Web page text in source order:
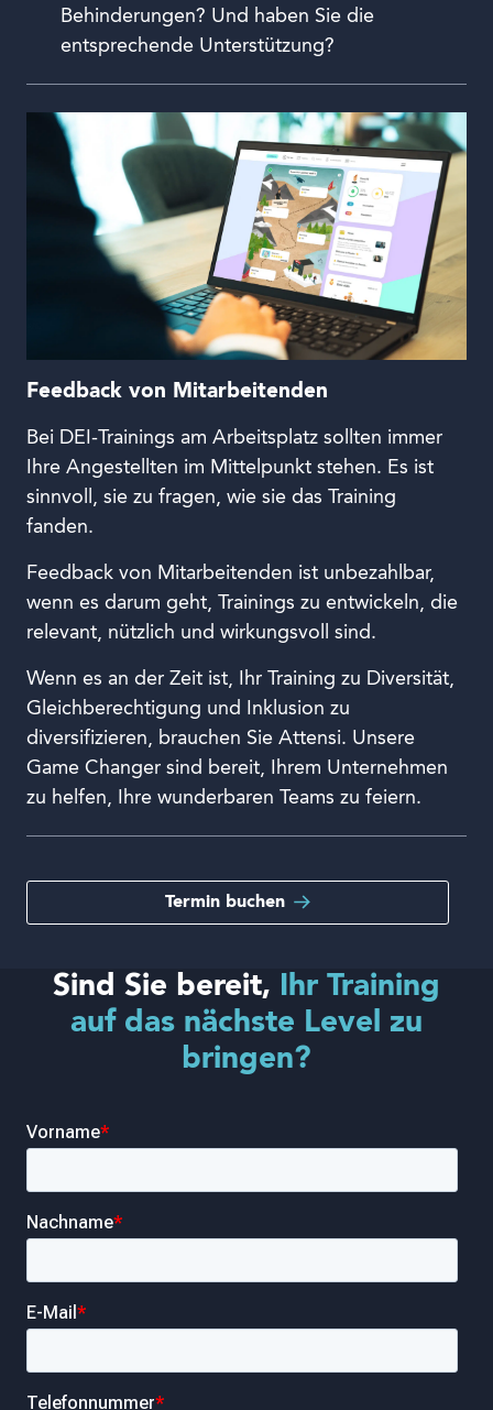
Behinderungen? Und haben Sie die
entsprechende Unterstützung?
Feedback von Mitarbeitenden
Bei DEI-Trainings am Arbeitsplatz sollten immer
Ihre Angestellten im Mittelpunkt stehen. Es ist
sinnvoll, sie zu fragen, wie sie das Training
fanden.
Feedback von Mitarbeitenden ist unbezahlbar,
wenn es darum geht, Trainings zu entwickeln, die
relevant, nützlich und wirkungsvoll sind.
Wenn es an der Zeit ist, Ihr Training zu Diversität,
Gleichberechtigung und Inklusion zu
diversifizieren, brauchen Sie Attensi. Unsere
Game Changer sind bereit, Ihrem Unternehmen
zu helfen, Ihre wunderbaren Teams zu feiern.
Termin buchen
Sind Sie bereit,
Ihr Training
auf das nächste Level zu
bringen?